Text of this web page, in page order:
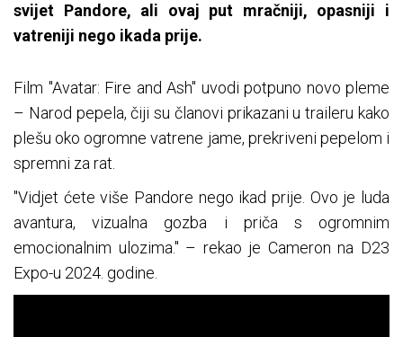
svijet Pandore, ali ovaj put mračniji, opasniji i
vatreniji nego ikada prije.
Film "Avatar: Fire and Ash" uvodi potpuno novo pleme
– Narod pepela, čiji su članovi prikazani u traileru kako
plešu oko ogromne vatrene jame, prekriveni pepelom i
spremni za rat.
''Vidjet ćete više Pandore nego ikad prije. Ovo je luda
avantura, vizualna gozba i priča s ogromnim
emocionalnim ulozima.'' – rekao je Cameron na D23
Expo-u 2024. godine.